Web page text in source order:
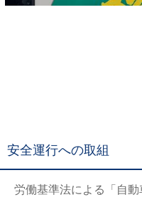
安全運行への取組
労働基準法による「自動